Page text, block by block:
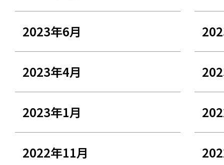
2023年6月
2023年4月
2023年1月
2022年11月